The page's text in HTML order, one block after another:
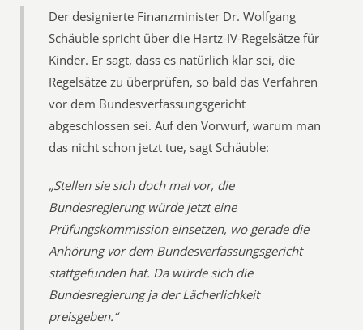
Der designierte Finanzminister Dr. Wolfgang
Schäuble spricht über die Hartz-IV-Regelsätze für
Kinder. Er sagt, dass es natürlich klar sei, die
Regelsätze zu überprüfen, so bald das Verfahren
vor dem Bundesverfassungsgericht
abgeschlossen sei. Auf den Vorwurf, warum man
das nicht schon jetzt tue, sagt Schäuble:
„Stellen sie sich doch mal vor, die
Bundesregierung würde jetzt eine
Prüfungskommission einsetzen, wo gerade die
Anhörung vor dem Bundesverfassungsgericht
stattgefunden hat. Da würde sich die
Bundesregierung ja der Lächerlichkeit
preisgeben.“